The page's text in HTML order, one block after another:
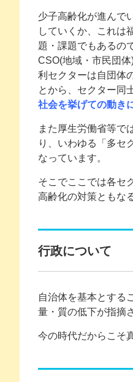
少子高齢化が進んで
していくか、これは
題・課題でもあるの
CSO(地域・市民団
利セクターは自団体
とから、セクター同
社会を挙げての動き
また厚生労働省等で
り、いわゆる「多セ
なっています。
そこでここでは各セ
高齢化の対策ともな
行政について
自治体を基本とする
量・質の低下が指摘
今の時代だからこそ